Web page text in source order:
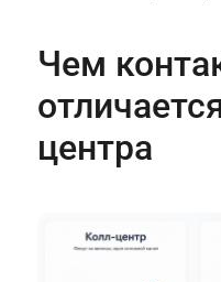
Чем
центра